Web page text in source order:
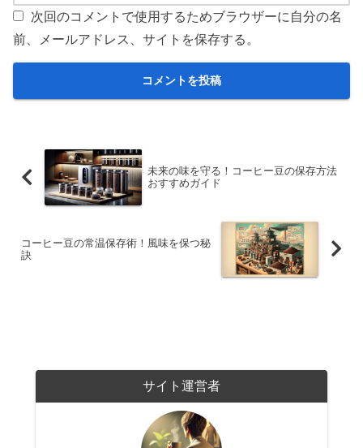
次回のコメントで使用するためブラウザーに自分の名
前、メールアドレス、サイトを保存する。
未来の味を守る！コーヒー豆の保存方法
おすすめガイド
コーヒー豆の常温保存術！風味を保つ秘
訣
サイト運営者